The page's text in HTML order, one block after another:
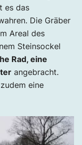
es das
Die Gräber
Areal des
Steinsockel
Rad, eine
angebracht.
eine